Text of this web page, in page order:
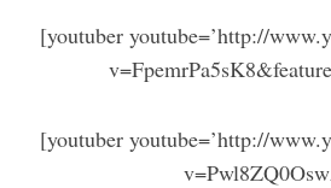
[youtuber youtube=’http://
[youtuber youtube=’http://